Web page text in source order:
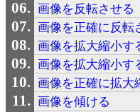
画像を反転させる
画像を正確に反転
画像を拡大縮小す
画像を拡大縮小す
画像を正確に拡大
画像を傾ける